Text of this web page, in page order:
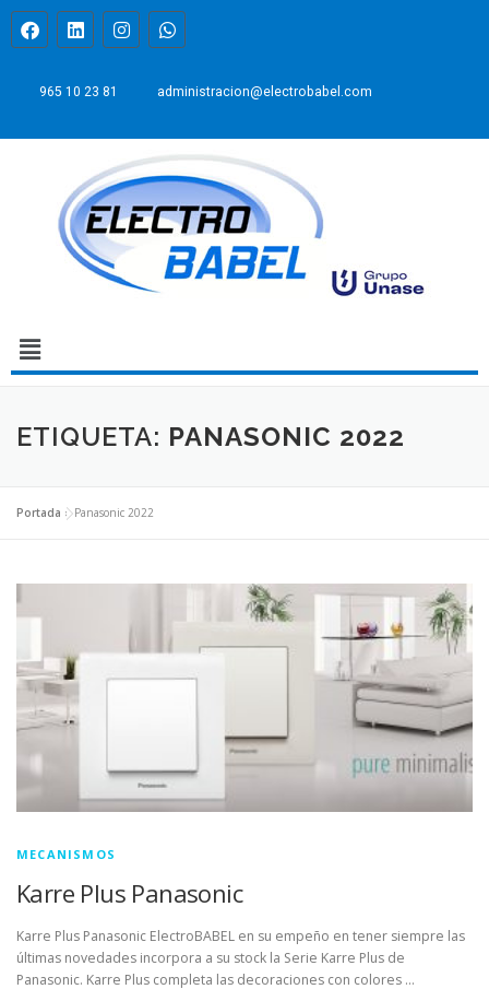
965 10 23 81 administracion@electrobabel.com
ETIQUETA: PANASONIC 2022
Portada »Panasonic 2022
MECANISMOS
Karre Plus Panasonic
Karre Plus Panasonic ElectroBABEL en su empeño en tener siempre las
últimas novedades incorpora a su stock la Serie Karre Plus de
Panasonic. Karre Plus completa las decoraciones con colores …